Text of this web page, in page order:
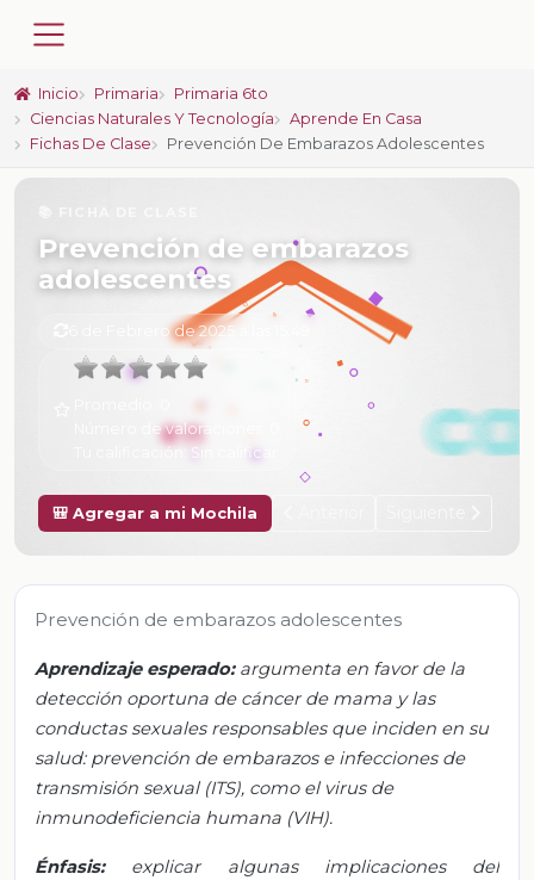
Inicio Primaria
Primaria 6to
Ciencias Naturales Y Tecnología
Aprende En Casa
Fichas De Clase
Prevención De Embarazos Adolescentes
Prevención de embarazos
adolescentes
6 de Febrero de 2025 a las 15:49
Número de valoraciones:
Tu calificación: Sin calificar
🎒 Agregar a mi Mochila
Prevención de embarazos adolescentes
Aprendizaje esperado: argumenta en favor de la
detección oportuna de cáncer de mama y las
conductas sexuales responsables que inciden en su
salud: prevención de embarazos e infecciones de
transmisión sexual (ITS), como el virus de
inmunodeficiencia humana (VIH).
Énfasis: explicar algunas implicaciones del